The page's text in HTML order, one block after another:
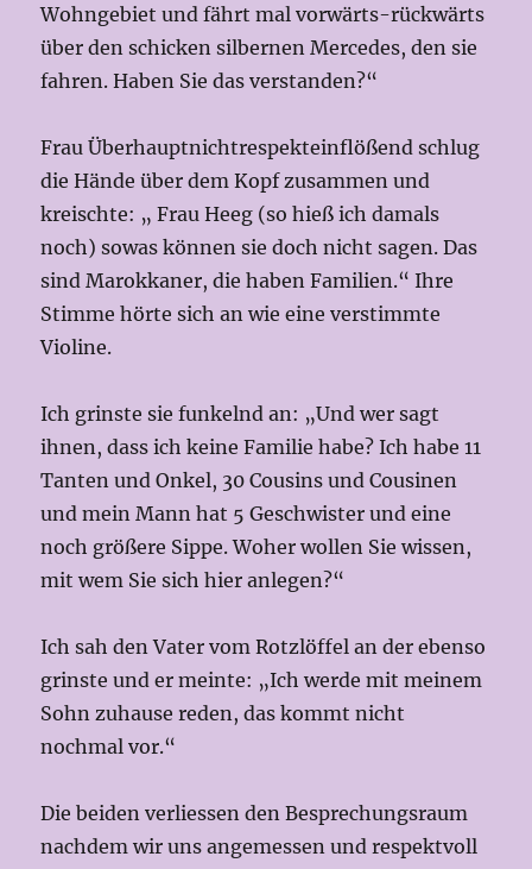
Wohngebiet und fährt mal vorwärts-rückwärts
über den schicken silbernen Mercedes, den sie
fahren. Haben Sie das verstanden?“
Frau Überhauptnichtrespekteinflößend schlug
die Hände über dem Kopf zusammen und
kreischte: „ Frau Heeg (so hieß ich damals
noch) sowas können sie doch nicht sagen. Das
sind Marokkaner, die haben Familien.“ Ihre
Stimme hörte sich an wie eine verstimmte
Violine.
Ich grinste sie funkelnd an: „Und wer sagt
ihnen, dass ich keine Familie habe? Ich habe 11
Tanten und Onkel, 30 Cousins und Cousinen
und mein Mann hat 5 Geschwister und eine
noch größere Sippe. Woher wollen Sie wissen,
mit wem Sie sich hier anlegen?“
Ich sah den Vater vom Rotzlöffel an der ebenso
grinste und er meinte: „Ich werde mit meinem
Sohn zuhause reden, das kommt nicht
nochmal vor.“
Die beiden verliessen den Besprechungsraum
nachdem wir uns angemessen und respektvoll